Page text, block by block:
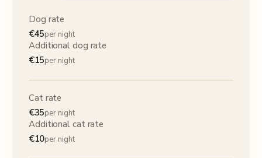
Dog rate
€45per night
Additional dog rate
€15per night
Cat rate
€35per night
Additional cat rate
€10per night